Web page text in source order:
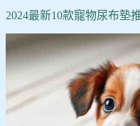
價
狗
飼
料
薦，
Dcard、
2024最新10款寵物尿布墊